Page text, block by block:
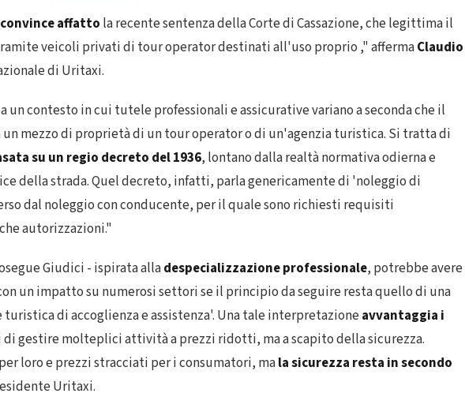
affatto la recente sentenza della Corte di Cassazione, che legittima il
veicoli privati di tour operator destinati all'uso proprio ," affermaClaudio
di Uritaxi.
un contesto in cui tutele professionali e assicurative variano a seconda che il
un mezzo di proprietà di un tour operator o di un'agenzia turistica. Si tratta di
su un regio decreto del 1936, lontano dalla realtà normativa odierna e
della strada. Quel decreto, infatti, parla genericamente di 'noleggio di
dal noleggio con conducente, per il quale sono richiesti requisiti
autorizzazioni."
Giudici - ispirata alladespecializzazione professionale, potrebbe avere
un impatto su numerosi settori se il principio da seguire resta quello di una
di accoglienza e assistenza'. Una tale interpretazioneavvantaggia i
di gestire molteplici attività a prezzi ridotti, ma a scapito della sicurezza.
loro e prezzi stracciati per i consumatori, mala sicurezza resta in secondo
Uritaxi.